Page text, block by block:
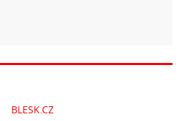
BLESK.CZ